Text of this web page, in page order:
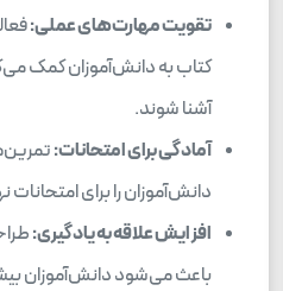
تقویت مهارت‌های عملی:
کتاب به دانش‌آموزان کمک
آشنا شوند.
آمادگی برای امتحانات:
دانش‌آموزان را برای
افزایش علاقه به یادگیری:
باعث می‌شود دانش‌آموزان